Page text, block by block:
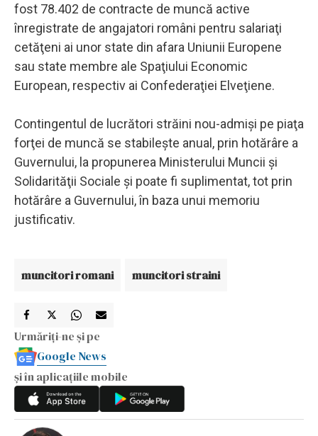
fost 78.402 de contracte de muncă active
înregistrate de angajatori români pentru salariaţi
cetăţeni ai unor state din afara Uniunii Europene
sau state membre ale Spaţiului Economic
European, respectiv ai Confederaţiei Elveţiene.
Contingentul de lucrători străini nou-admişi pe piaţa
forţei de muncă se stabileşte anual, prin hotărâre a
Guvernului, la propunerea Ministerului Muncii şi
Solidarităţii Sociale şi poate fi suplimentat, tot prin
hotărâre a Guvernului, în baza unui memoriu
justificativ.
muncitori romani muncitori straini
Urmăriți-ne și pe
Google News
și în aplicațiile mobile